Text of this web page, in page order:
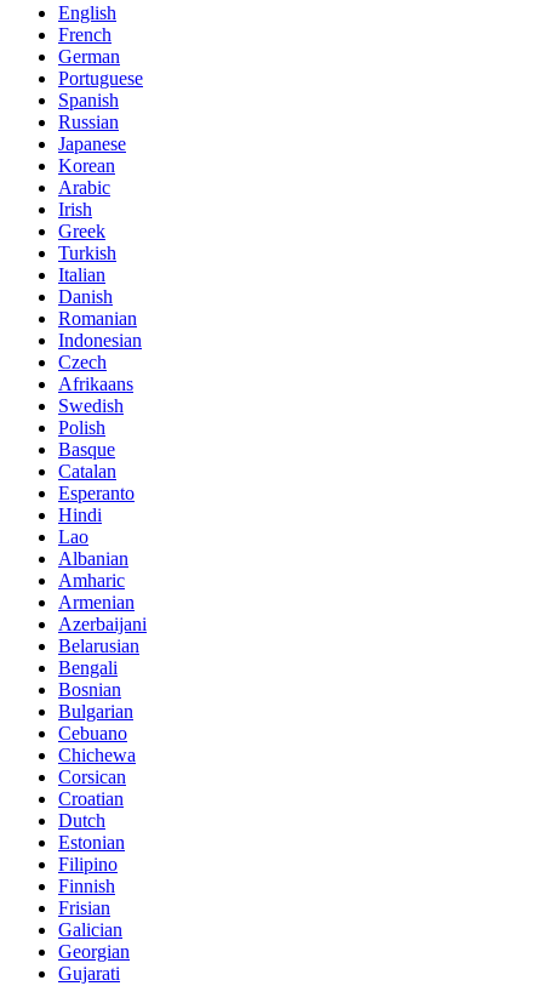
English
French
German
Portuguese
Spanish
Russian
Japanese
Korean
Arabic
Irish
Greek
Turkish
Italian
Danish
Romanian
Indonesian
Czech
Afrikaans
Swedish
Polish
Basque
Catalan
Esperanto
Hindi
Lao
Albanian
Amharic
Armenian
Azerbaijani
Belarusian
Bengali
Bosnian
Bulgarian
Cebuano
Chichewa
Corsican
Croatian
Dutch
Estonian
Filipino
Finnish
Frisian
Galician
Georgian
Gujarati